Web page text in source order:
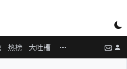
热榜 大吐槽